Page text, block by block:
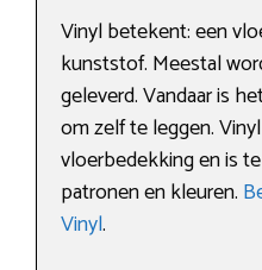
Vinyl betekent: een
kunststof. Meestal
geleverd. Vandaar is
om zelf te leggen.
vloerbedekking en is
patronen en kleuren.
Vinyl.